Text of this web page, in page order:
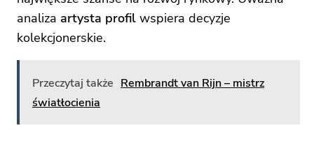
analiza artysta profil wspiera decyzje
kolekcjonerskie.
Przeczytaj także Rembrandt van Rijn – mistrz
światłocienia